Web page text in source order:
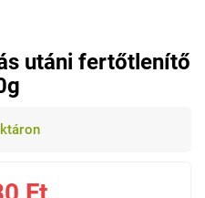
utáni fertőtlenítő